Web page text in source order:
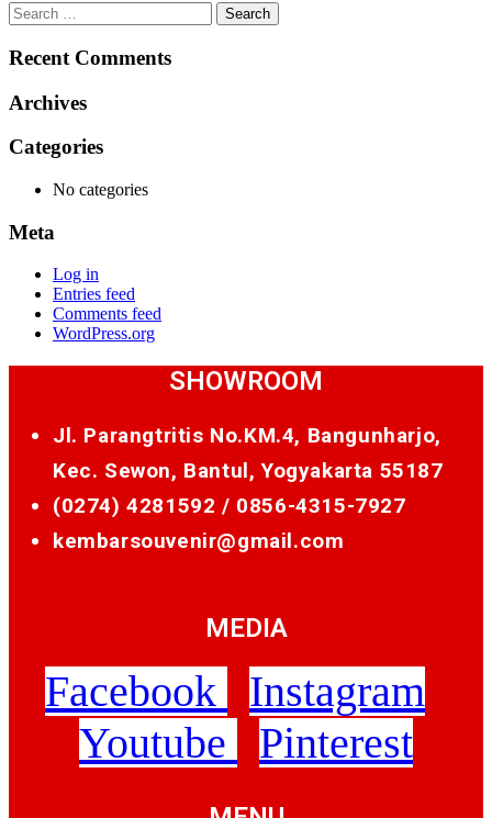
Search
for:
Recent Comments
Archives
Categories
No categories
Meta
Log in
Entries feed
Comments feed
WordPress.org
SHOWROOM
Jl. Parangtritis No.KM.4, Bangunharjo,
Kec. Sewon, Bantul, Yogyakarta 55187
(0274) 4281592 / 0856-4315-7927
kembarsouvenir@gmail.com
MEDIA
Facebook
Instagram
Youtube
Pinterest